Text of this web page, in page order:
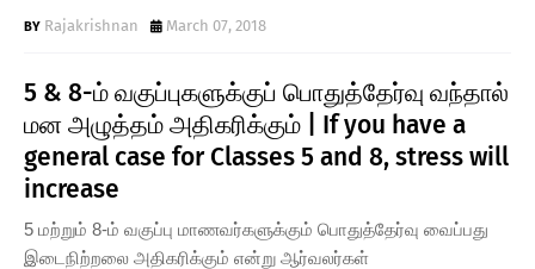
Rajakrishnan March 07, 2018
5 & 8-ம் வகுப்புகளுக்குப் பொதுத்தேர்வு வந்தால்
மன அழுத்தம் அதிகரிக்கும் | If you have a
general case for Classes 5 and 8, stress will
increase
5 மற்றும் 8-ம் வகுப்பு மாணவர்களுக்கும் பொதுத்தேர்வு வைப்பது
இடைநிற்றலை அதிகரிக்கும் என்று ஆர்வலர்கள்